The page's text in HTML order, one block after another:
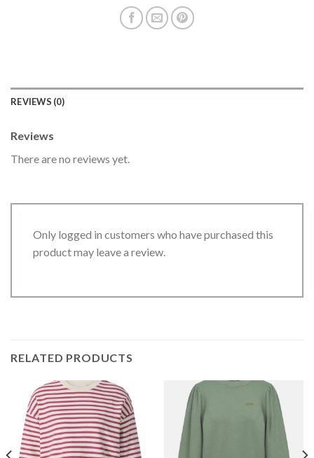
REVIEWS (0)
Reviews
There are no reviews yet.
Only logged in customers who have purchased this
product may leave a review.
RELATED PRODUCTS